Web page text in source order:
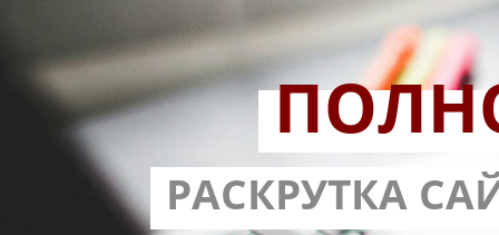
С
РАСКРУТКА